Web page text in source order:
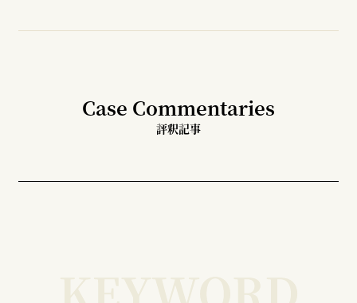
Case Commentaries
評釈記事